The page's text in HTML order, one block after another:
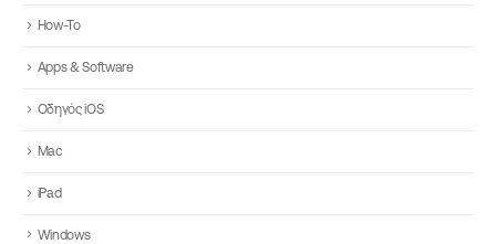
How-To
Apps & Software
Οδηγός iOS
Mac
iPad
Windows